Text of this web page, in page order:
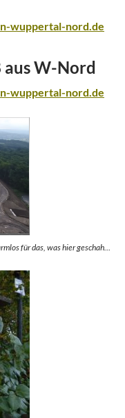
wuppertal-nord.de
W-Nord
wuppertal-nord.de
für das, was hier geschah…